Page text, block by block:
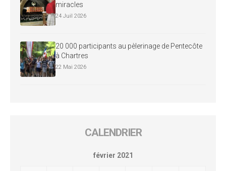
miracles
24 Juil 2026
20 000 participants au pèlerinage de Pentecôte
à Chartres
22 Mai 2026
CALENDRIER
février 2021